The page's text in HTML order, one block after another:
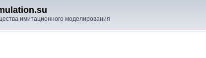
имитационного моделирования